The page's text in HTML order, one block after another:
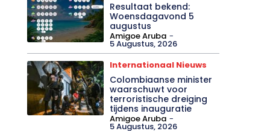
Resultaat bekend:
Woensdagavond 5
augustus
Amigoe Aruba -
5 Augustus, 2026
Internationaal Nieuws
Colombiaanse minister
waarschuwt voor
terroristische dreiging
tijdens inauguratie
Amigoe Aruba -
5 Augustus, 2026